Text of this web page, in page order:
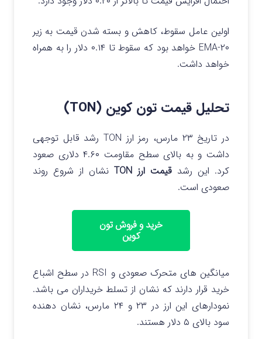
اولین عامل سقوط، کاهش و بسته شدن قیمت به زیر
۲۰-EMA خواهد بود که سقوط تا ۰.۱۴ دلار را به همراه
خواهد داشت.
تحلیل قیمت تون کوین (TON)
در تاریخ ۲۳ مارس، رمز ارز TON رشد قابل توجهی
داشت و به بالای سطح مقاومت ۴.۶۰ دلاری صعود
کرد. این رشد قیمت ارز TON
نشان از شروع روند
صعودی است.
خرید و فروش تون
کوین
میانگین های متحرک صعودی و RSI در سطح اشباع
خرید قرار دارند که نشان از تسلط خریداران می باشد.
نمودارهای این ارز در ۲۳ و ۲۴ مارس، نشان دهنده
سود بالای ۵ دلار هستند.